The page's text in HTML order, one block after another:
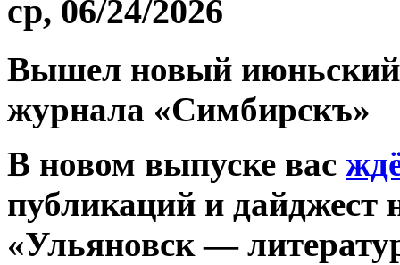
ср, 06/24/2026
Вышел новый июньский
журнала «Симбирскъ»
В новом выпуске вас
публикаций и дайджест
«Ульяновск —